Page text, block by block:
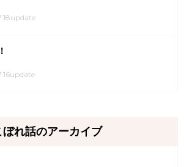
ぼれ話のアーカイブ